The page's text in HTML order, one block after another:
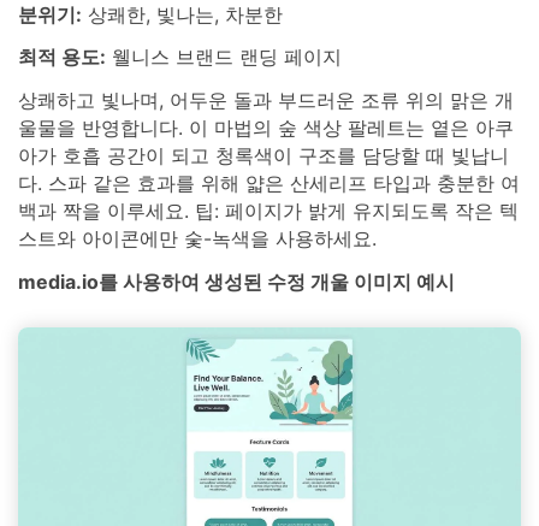
분위기: 상쾌한, 빛나는, 차분한
최적 용도: 웰니스 브랜드 랜딩 페이지
상쾌하고 빛나며, 어두운 돌과 부드러운 조류 위의 맑은 개
울물을 반영합니다. 이 마법의 숲 색상 팔레트는 옅은 아쿠
아가 호흡 공간이 되고 청록색이 구조를 담당할 때 빛납니
다. 스파 같은 효과를 위해 얇은 산세리프 타입과 충분한 여
백과 짝을 이루세요. 팁: 페이지가 밝게 유지되도록 작은 텍
스트와 아이콘에만 숯-녹색을 사용하세요.
media.io를 사용하여 생성된 수정 개울 이미지 예시